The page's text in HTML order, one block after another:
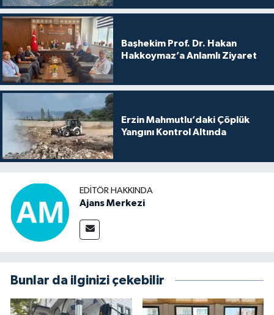
Başhekim Prof. Dr. Hakan
Hakkoymaz’a Anlamlı Ziyaret
Erzin Mahmutlu’daki Çöplük
Yangını Kontrol Altında
EDITÖR HAKKINDA
Ajans Merkezi
Bunlar da ilginizi çekebilir